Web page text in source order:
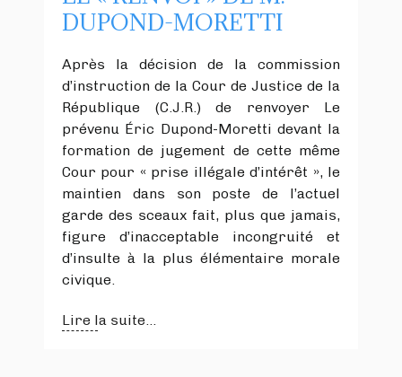
DUPOND-MORETTI
Après la décision de la commission
d’instruction de la Cour de Justice de la
République (C.J.R.) de renvoyer Le
prévenu Éric Dupond-Moretti devant la
formation de jugement de cette même
Cour pour « prise illégale d’intérêt », le
maintien dans son poste de l’actuel
garde des sceaux fait, plus que jamais,
figure d’inacceptable incongruité et
d’insulte à la plus élémentaire morale
civique.
Lire la suite...